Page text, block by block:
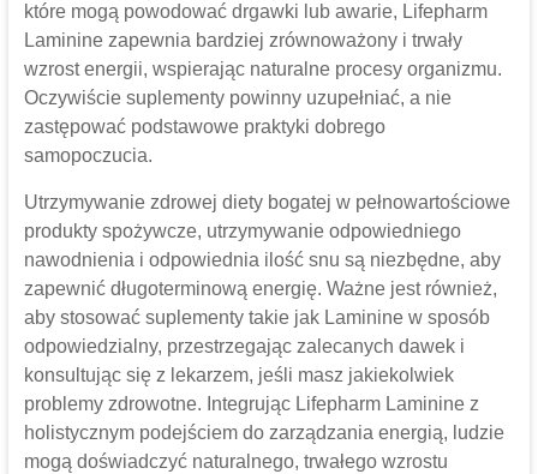
które mogą powodować drgawki lub awarie, Lifepharm
Laminine zapewnia bardziej zrównoważony i trwały
wzrost energii, wspierając naturalne procesy organizmu.
Oczywiście suplementy powinny uzupełniać, a nie
zastępować podstawowe praktyki dobrego
samopoczucia.
Utrzymywanie zdrowej diety bogatej w pełnowartościowe
produkty spożywcze, utrzymywanie odpowiedniego
nawodnienia i odpowiednia ilość snu są niezbędne, aby
zapewnić długoterminową energię. Ważne jest również,
aby stosować suplementy takie jak Laminine w sposób
odpowiedzialny, przestrzegając zalecanych dawek i
konsultując się z lekarzem, jeśli masz jakiekolwiek
problemy zdrowotne. Integrując Lifepharm Laminine z
holistycznym podejściem do zarządzania energią, ludzie
mogą doświadczyć naturalnego, trwałego wzrostu